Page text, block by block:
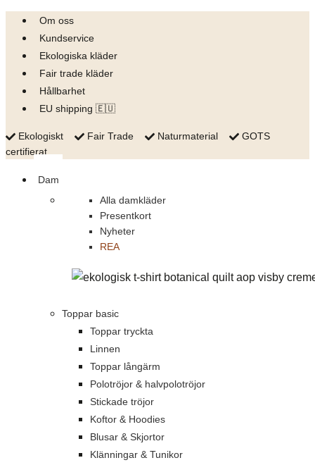
Skip
content
Om oss
Kundservice
Ekologiska kläder
Fair trade kläder
Hållbarhet
EU shipping 🇪🇺
Ekologiskt Fair Trade Naturmaterial
GOTS
certifierat
Dam
Alla damkläder
Presentkort
Nyheter
REA
Toppar basic
Toppar tryckta
Linnen
Toppar långärm
Polotröjor & halvpolotröjor
Stickade tröjor
Koftor & Hoodies
Blusar & Skjortor
Klänningar & Tunikor